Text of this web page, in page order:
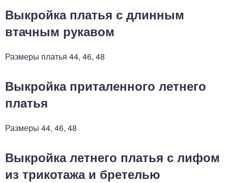
Выкройка платья с длинным
втачным рукавом
Размеры платья 44, 46, 48
Выкройка приталенного летнего
платья
Размеры 44, 46, 48
Выкройка летнего платья с лифом
из трикотажа и бретелью